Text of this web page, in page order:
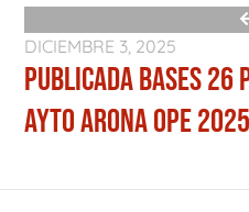
DICIEMBRE 3, 2025
PUBLICADA BASES 26
AYTO ARONA OPE 2025